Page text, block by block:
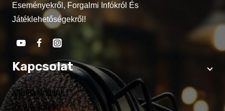
Eseményekről, Forgalmi Infókról És
Játéklehetőségekről!
Kapcsolat
Munkatársaink
Médiaajánlat